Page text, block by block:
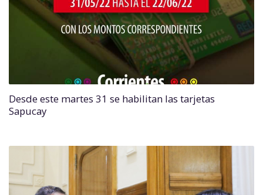
Desde este martes 31 se habilitan las tarjetas
Sapucay